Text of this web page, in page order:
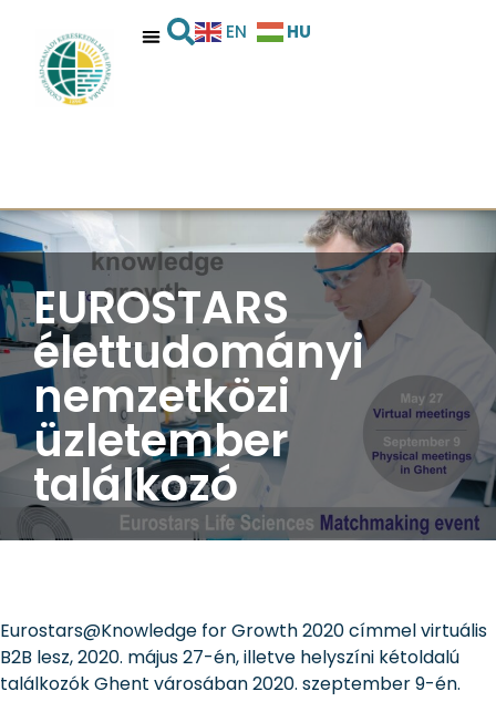
EN HU
EUROSTARS
élettudományi
nemzetközi
üzletember
találkozó
Eurostars@Knowledge for Growth 2020 címmel virtuális
B2B lesz, 2020. május 27-én, illetve helyszíni kétoldalú
találkozók Ghent városában 2020. szeptember 9-én.